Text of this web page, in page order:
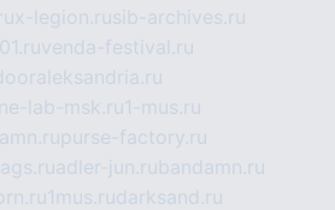
x-legion.rusib-archives.ru
venda-festival.ru
lab-msk.ru1-mus.ru
purse-factory.ru
adler-jun.rubandamn.ru
1mus.rudarksand.ru